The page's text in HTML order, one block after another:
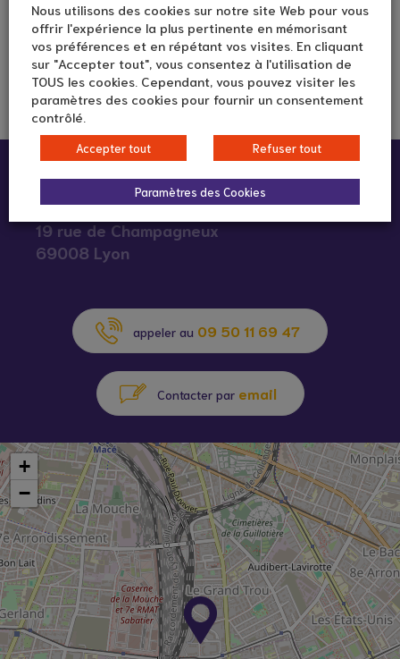
Infos pratiques :
19 rue de Champagneux
69008 Lyon
appeler au 09 50 11 69 47
Contacter par email
+
−
Nous utilisons des cookies sur notre site Web pour vous
offrir l'expérience la plus pertinente en mémorisant
vos préférences et en répétant vos visites. En cliquant
sur "Accepter tout", vous consentez à l'utilisation de
TOUS les cookies. Cependant, vous pouvez visiter les
paramètres des cookies pour fournir un consentement
contrôlé.
Accepter tout Refuser tout
Paramètres des Cookies